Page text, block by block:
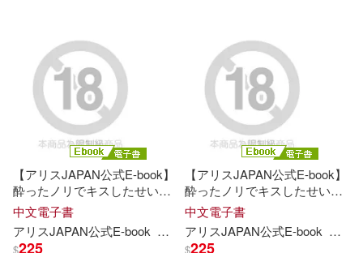
【アリスJAPAN公式E-book】
酔ったノリでキスしたせいで
経理のメガネ女子に惚れられ
てしまい…翌朝から意外すぎ
る巨乳で連日誘惑された僕は
中文電子書
アリスJAPAN公式E-book 羽月乃蒼
$225
【アリスJAPAN公式E-book】
酔ったノリでキスしたせいで
経理のメガネ女子に惚れられ
てしまい…翌朝から意外すぎ
る巨乳で連日誘惑された僕は
中文電子書
アリスJAPAN公式E-book 羽月
$225